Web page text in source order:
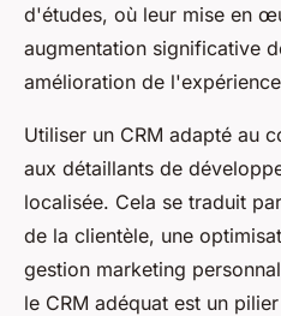
d'études, où leur mise en
augmentation significative
amélioration de
Utiliser un CRM adapté au
aux détaillants de
localisée. Cela se traduit
de la clientèle, une
gestion marketing
le CRM adéquat est un